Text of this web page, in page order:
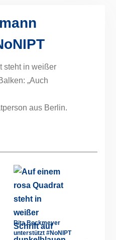
aus Berlin.
Rita Bockmeyer
unterstützt #NoNIPT